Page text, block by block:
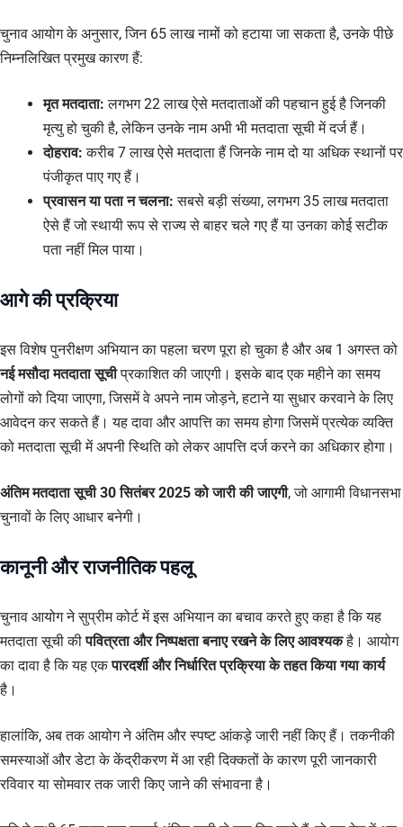
चुनाव आयोग के अनुसार, जिन 65 लाख नामों को हटाया जा सकता है, उनके पीछे
निम्नलिखित प्रमुख कारण हैं:
मृत मतदाता: लगभग 22 लाख ऐसे मतदाताओं की पहचान हुई है जिनकी
मृत्यु हो चुकी है, लेकिन उनके नाम अभी भी मतदाता सूची में दर्ज हैं।
दोहराव: करीब 7 लाख ऐसे मतदाता हैं जिनके नाम दो या अधिक स्थानों पर
पंजीकृत पाए गए हैं।
प्रवासन या पता न चलना: सबसे बड़ी संख्या, लगभग 35 लाख मतदाता
ऐसे हैं जो स्थायी रूप से राज्य से बाहर चले गए हैं या उनका कोई सटीक
पता नहीं मिल पाया।
आगे की प्रक्रिया
इस विशेष पुनरीक्षण अभियान का पहला चरण पूरा हो चुका है और अब 1 अगस्त को
नई मसौदा मतदाता सूचीप्रकाशित की जाएगी। इसके बाद एक महीने का समय
लोगों को दिया जाएगा, जिसमें वे अपने नाम जोड़ने, हटाने या सुधार करवाने के लिए
आवेदन कर सकते हैं। यह दावा और आपत्ति का समय होगा जिसमें प्रत्येक व्यक्ति
को मतदाता सूची में अपनी स्थिति को लेकर आपत्ति दर्ज करने का अधिकार होगा।
अंतिम मतदाता सूची 30 सितंबर 2025 को जारी की जाएगी, जो आगामी विधानसभा
चुनावों के लिए आधार बनेगी।
कानूनी और राजनीतिक पहलू
चुनाव आयोग ने सुप्रीम कोर्ट में इस अभियान का बचाव करते हुए कहा है कि यह
मतदाता सूची कीपवित्रता और निष्पक्षता बनाए रखने के लिए आवश्यकहै। आयोग
का दावा है कि यह एकपारदर्शी और निर्धारित प्रक्रिया के तहत किया गया कार्य
है।
हालांकि, अब तक आयोग ने अंतिम और स्पष्ट आंकड़े जारी नहीं किए हैं। तकनीकी
समस्याओं और डेटा के केंद्रीकरण में आ रही दिक्कतों के कारण पूरी जानकारी
रविवार या सोमवार तक जारी किए जाने की संभावना है।